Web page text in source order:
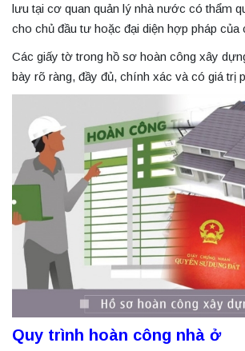
lưu tại cơ quan quản lý nhà nước có thẩm
cho chủ đầu tư hoặc đại diện hợp pháp của
Các giấy tờ trong hồ sơ hoàn công xây
bày rõ ràng, đầy đủ, chính xác và có giá trị
Quy trình hoàn công nhà ở